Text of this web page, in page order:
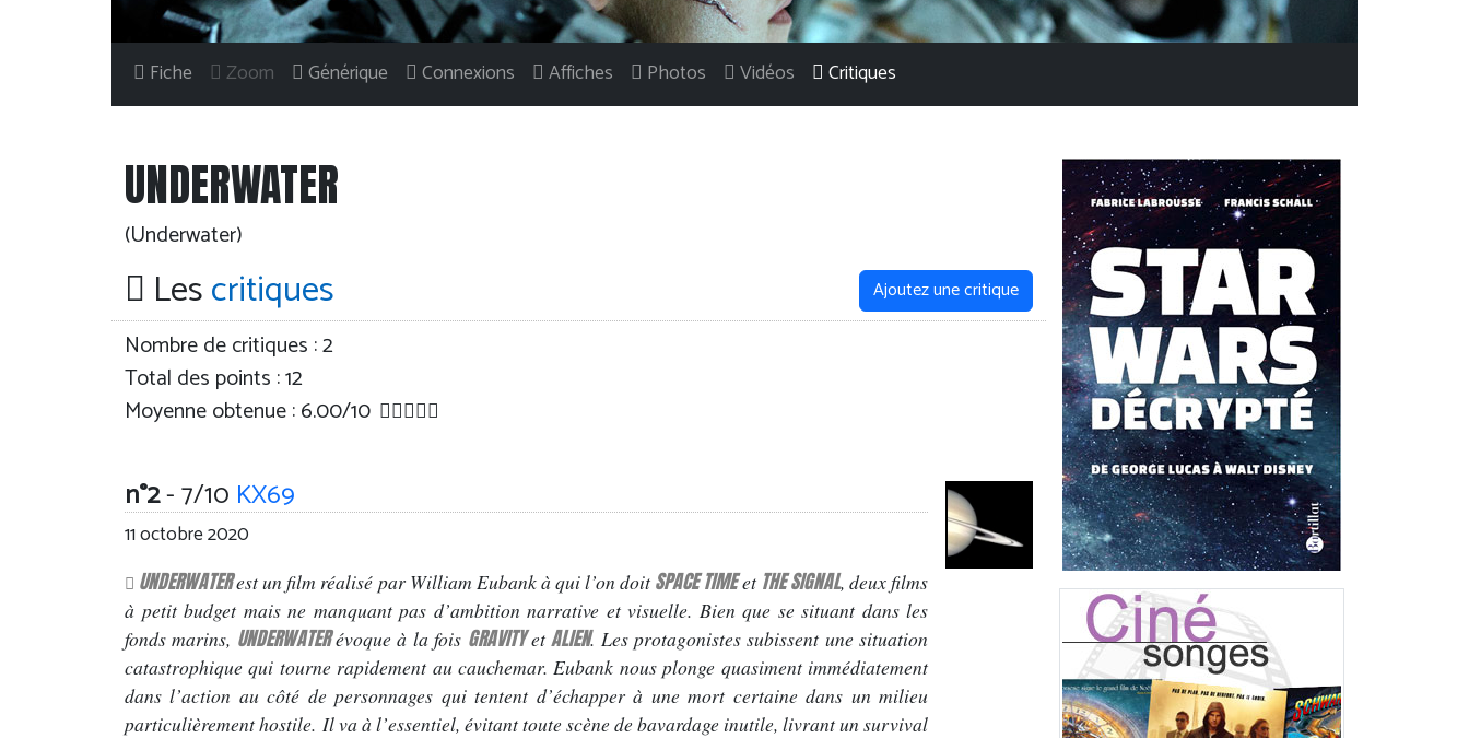
Fiche Zoom Générique Connexions Affiches Photos Vidéos Critiques
UNDERWATER
(Underwater)
Lescritiques Ajoutez une critique
Nombre de critiques :2
Total des points : 12
Moyenne obtenue :6.00/10
n°2- 7/10 KX69
11 octobre 2020
UNDERWATERest un film réalisé par William Eubank à qui l’on doit SPACE TIMEet THE SIGNAL, deux films
à petit budget mais ne manquant pas d’ambition narrative et visuelle. Bien que se situant dans les
fonds marins, UNDERWATERévoque à la fois GRAVITYetALIEN. Les protagonistes subissent une situation
catastrophique qui tourne rapidement au cauchemar. Eubank nous plonge quasiment immédiatement
dans l’action au côté de personnages qui tentent d’échapper à une mort certaine dans un milieu
particulièrement hostile. Il va à l’essentiel, évitant toute scène de bavardage inutile, livrant un survival